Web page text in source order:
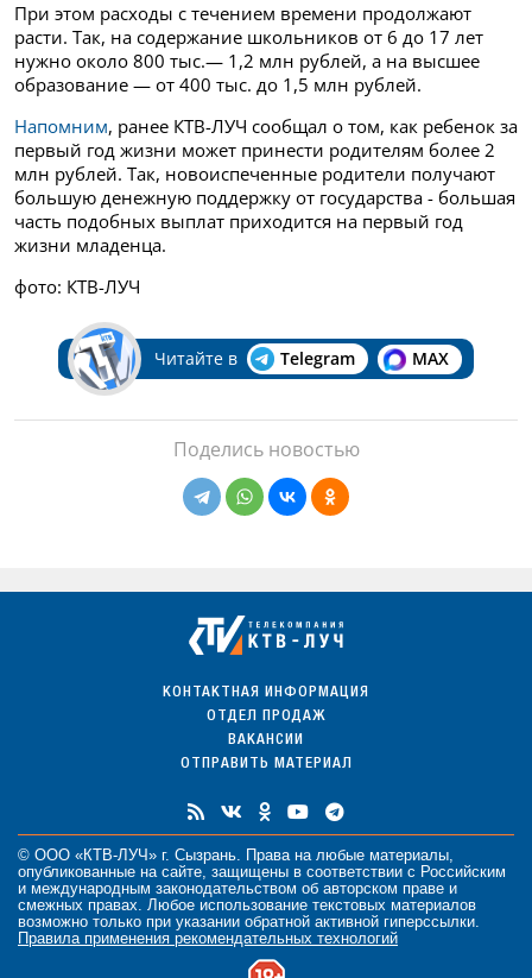
При этом расходы с течением времени продолжают
расти. Так, на содержание школьников от 6 до 17 лет
нужно около 800 тыс.— 1,2 млн рублей, а на высшее
образование — от 400 тыс. до 1,5 млн рублей.
Напомним, ранее КТВ-ЛУЧ сообщал о том, как ребенок за
первый год жизни может принести родителям более 2
млн рублей. Так, новоиспеченные родители получают
большую денежную поддержку от государства - большая
часть подобных выплат приходится на первый год
жизни младенца.
фото: КТВ-ЛУЧ
Читайте в Telegram MAX
Поделись новостью
КОНТАКТНАЯ ИНФОРМАЦИЯ
ОТДЕЛ ПРОДАЖ
ВАКАНСИИ
ОТПРАВИТЬ МАТЕРИАЛ
© ООО «КТВ-ЛУЧ» г. Сызрань. Права на любые материалы,
опубликованные на сайте, защищены в соответствии с Российским
и международным законодательством об авторском праве и
смежных правах. Любое использование текстовых материалов
возможно только при указании обратной активной гиперссылки.
Правила применения рекомендательных технологий